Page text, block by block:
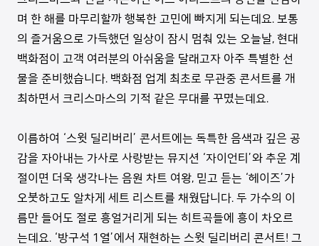
며 한 해를 마무리할까 행복한 고민에 빠지게 되는데요. 보통
의 즐거움으로 가득했던 일상이 잠시 멈춰 있는 오늘날, 현대
백화점이 고객 여러분의 아쉬움을 달래고자 아주 특별한 선
물을 준비했습니다. 백화점 업계 최초로 무관중 콘서트를 개
최하면서 크리스마스의 기적 같은 무대를 꾸몄는데요.
이름하여 ‘스윗 딜리버리’ 콘서트에는 독특한 음색과 깊은 공
감을 자아내는 가사로 사랑받는 뮤지션 ‘자이언티’와 추운 계
절이면 더욱 생각나는 음원 차트 여왕, 믿고 듣는 ‘헤이즈’가
오붓하고도 알차게 세트 리스트를 채웠답니다. 두 가수의 이
름만 들어도 절로 흥얼거리게 되는 히트곡들에 흥이 차오르
는데요. ‘방구석 1열’에서 재현하는 스윗 딜리버리 콘서트! 그